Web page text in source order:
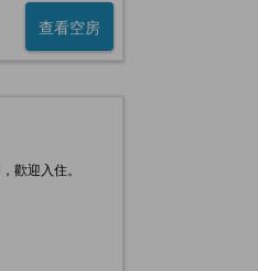
查看空房
歡迎入住。